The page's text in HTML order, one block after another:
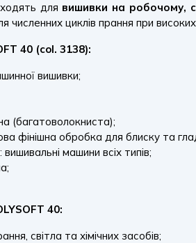
для вишивки на робочому,
численних циклів прання при
40 (col. 3138):
вишивки;
(багатоволокниста);
фінішна обробка для блиску та
машини всіх типів;
40:
світла та хімічних засобів;